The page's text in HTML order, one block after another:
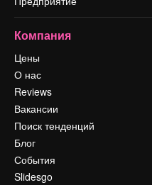
Компания
Цены
О нас
Reviews
Вакансии
Поиск тенденций
Блог
События
Slidesgo